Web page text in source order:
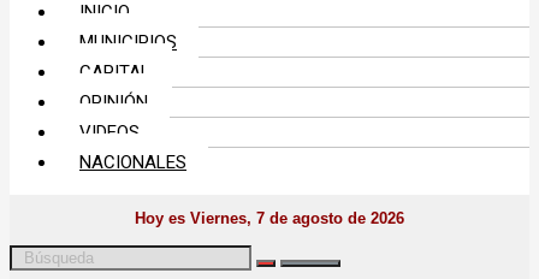
INICIO
MUNICIPIOS
CAPITAL
OPINIÓN
VIDEOS
NACIONALES
Hoy es Viernes, 7 de agosto de 2026